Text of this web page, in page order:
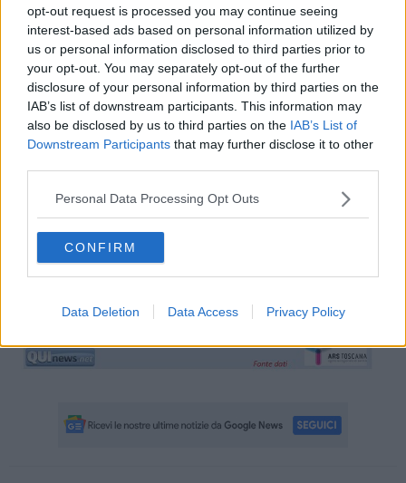
opt-out request is processed you may continue seeing
interest-based ads based on personal information utilized by
us or personal information disclosed to third parties prior to
your opt-out. You may separately opt-out of the further
disclosure of your personal information by third parties on the
IAB’s list of downstream participants. This information may
also be disclosed by us to third parties on the IAB’s List of
Downstream Participants that may further disclose it to other
Personal Data Processing Opt Outs
CONFIRM
Data Deletion Data Access Privacy Policy
Nel computo totale del territorio Usl ( che comprende anche le
province di Arezzo e Grosseto ) ci sono ancora 274 casi in carico. I
guariti totali sono 1145.